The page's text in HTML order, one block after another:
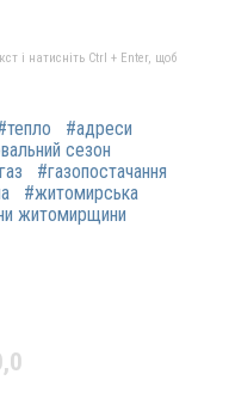
і натисніть Ctrl + Enter, щоб
#адреси
сезон
#газопостачання
#житомирська
житомирщини